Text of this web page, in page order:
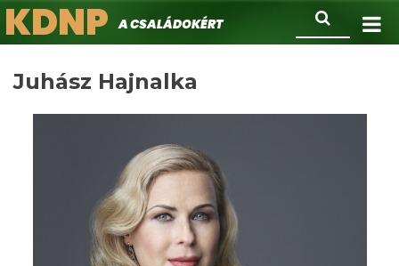
Ugrás
a
Keresés
KDNPA családokért.
Juhász Hajnalka